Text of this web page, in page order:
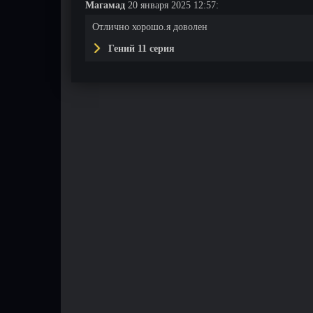
Магамад 20 января 2025 12:57:
Отлично хорошо.я доволен
Гений 11 серия